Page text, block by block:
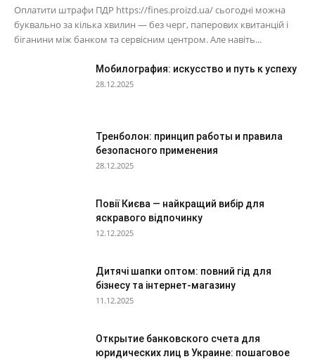
Оплатити штрафи ПДР https://fines.proizd.ua/ сьогодні можна
буквально за кілька хвилин — без черг, паперових квитанцій і
біганини між банком та сервісним центром. Але навіть...
Мобилография: искусство и путь к успеху
28.12.2025
Тренболон: принцип работы и правила
безопасного применения
28.12.2025
Повії Києва — найкращий вибір для
яскравого відпочинку
12.12.2025
Дитячі шапки оптом: повний гід для
бізнесу та інтернет-магазину
11.12.2025
Открытие банковского счета для
юридических лиц в Украине: пошаговое